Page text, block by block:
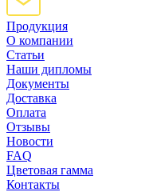
Продукция
О компании
Статьи
Наши дипломы
Документы
Доставка
Оплата
Отзывы
Новости
FAQ
Цветовая гамма
Контакты